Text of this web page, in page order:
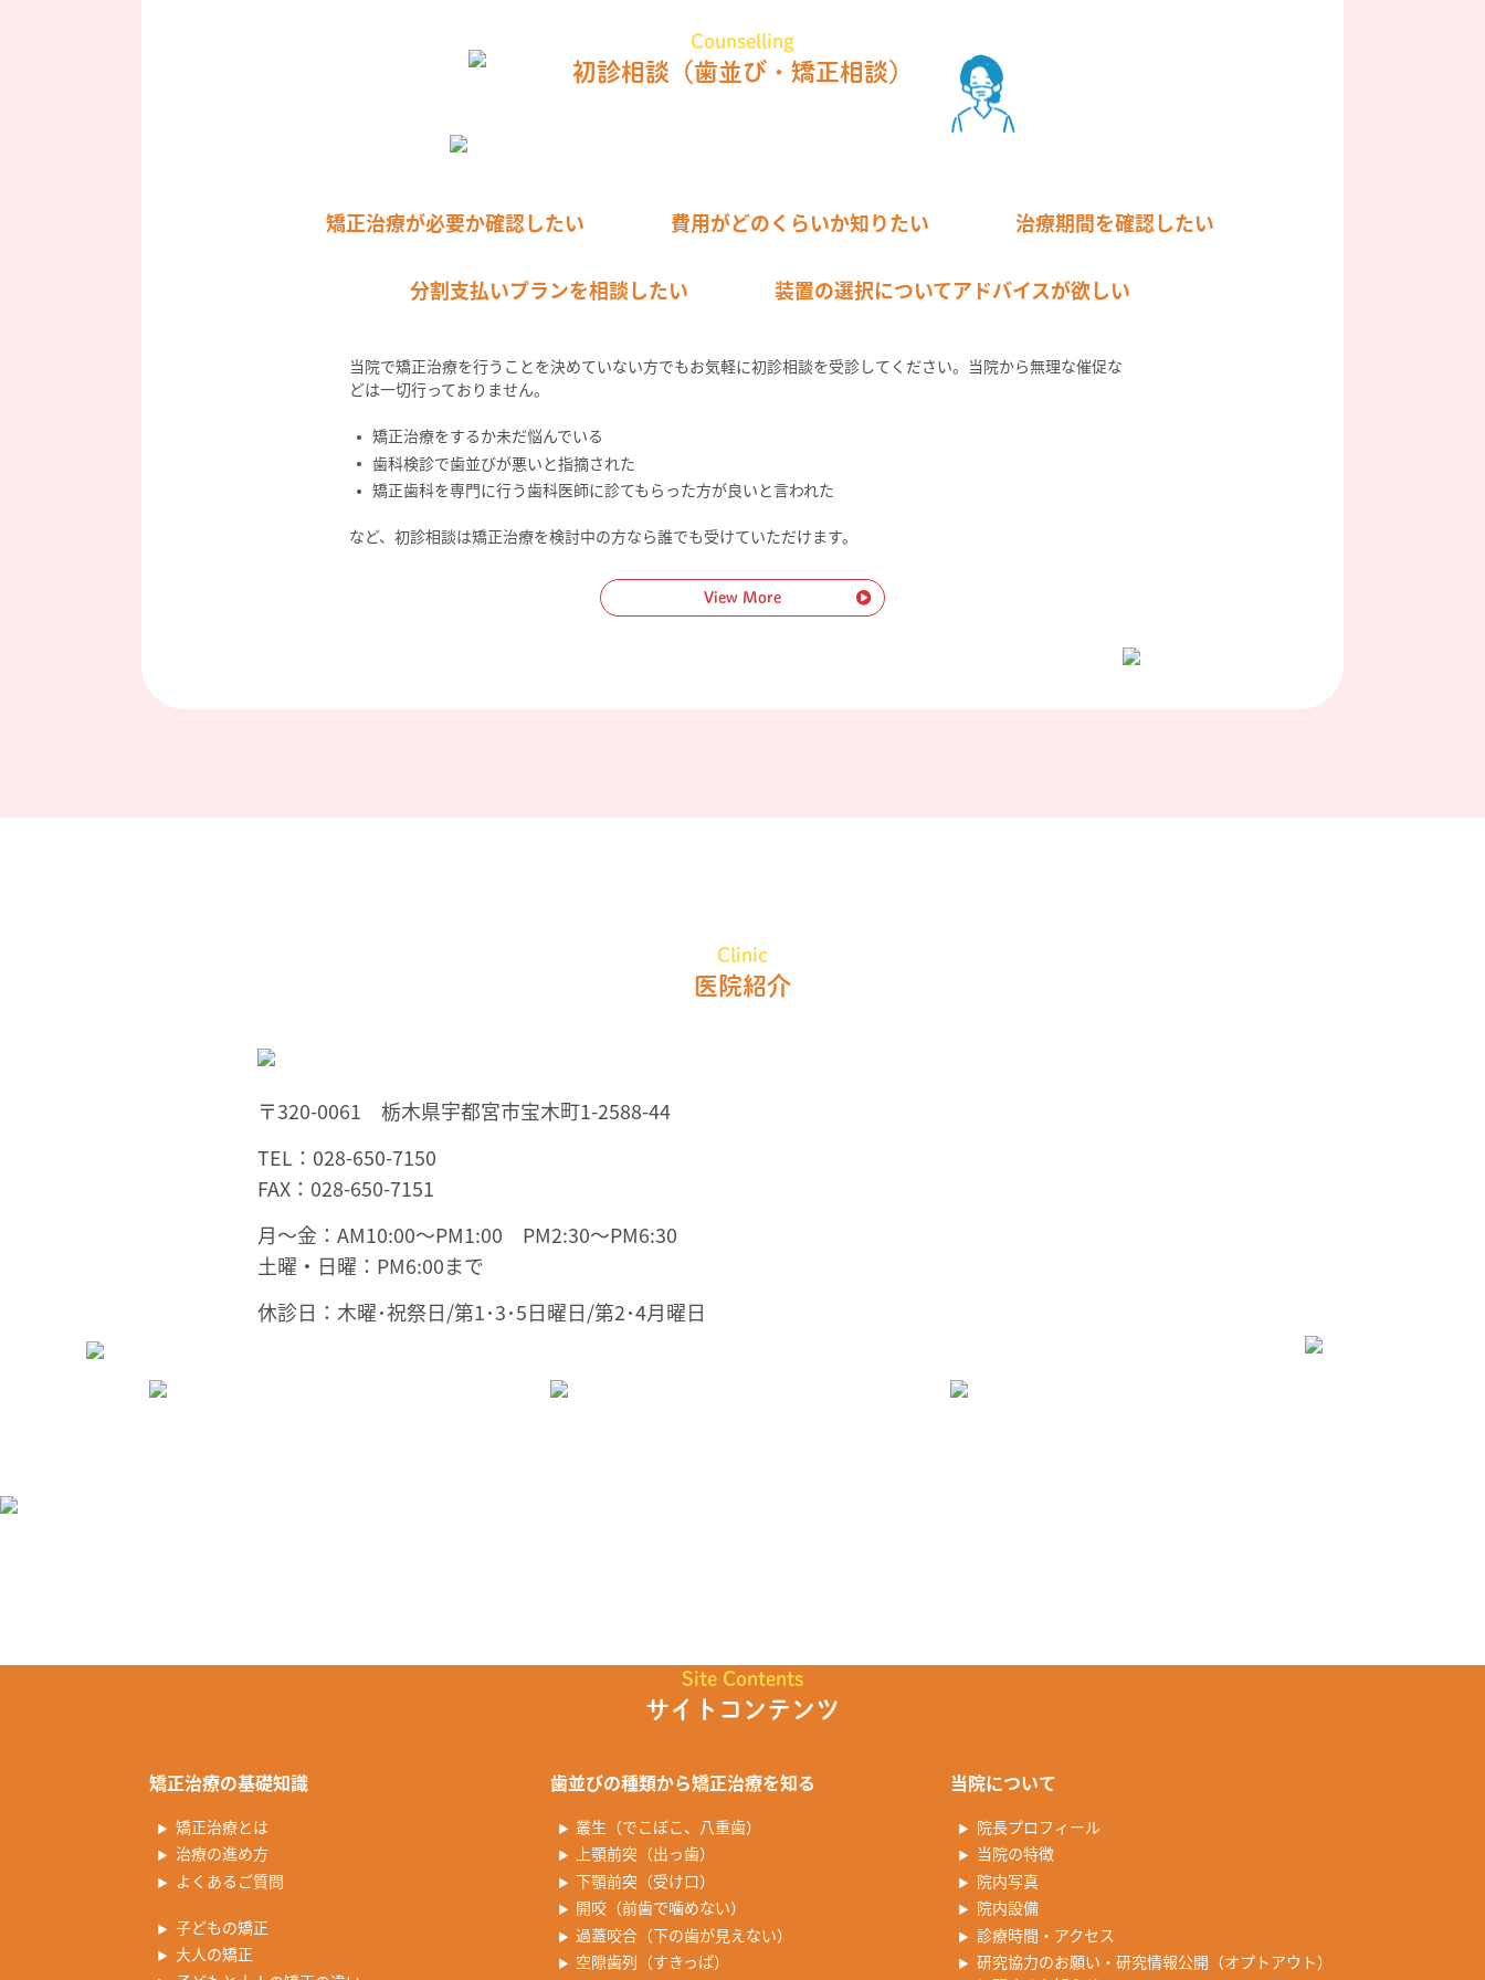
Counselling
初診相談 （歯並び・矯正相談）
矯正治療が必要か確認したい 費用がどのくらいか知りたい 治療期間を確認したい
分割支払いプランを相談したい 装置の選択についてアドバイスが欲しい
当院で矯正治療を行うことを決めていない方でもお気軽に初診相談を受診してください。当院から無理な催促な
どは一切行っておりません。
矯正治療をするか未だ悩んでいる
歯科検診で歯並びが悪いと指摘された
矯正歯科を専門に行う歯科医師に診てもらった方が良いと言われた
など、初診相談は矯正治療を検討中の方なら誰でも受けていただけます。
View More
Clinic
医院紹介
〒320-0061 栃木県宇都宮市宝木町1-2588-44
TEL：028-650-7150
FAX：028-650-7151
月～金：AM10:00～PM1:00 PM2:30～PM6:30
土曜・日曜：PM6:00まで
休診日：木曜･祝祭日/第1･3･5日曜日/第2･4月曜日
Site Contents
サイトコンテンツ
矯正治療の基礎知識
矯正治療とは
治療の進め方
よくあるご質問
子どもの矯正
大人の矯正
歯並びの種類から矯正治療を知る
叢生（でこぼこ、八重歯）
上顎前突（出っ歯）
下顎前突（受け口）
開咬（前歯で噛めない）
過蓋咬合（下の歯が見えない）
空隙歯列（すきっぱ）
当院について
院長プロフィール
当院の特徴
院内写真
院内設備
診療時間・アクセス
研究協力のお願い・研究情報公開（オプトアウト）